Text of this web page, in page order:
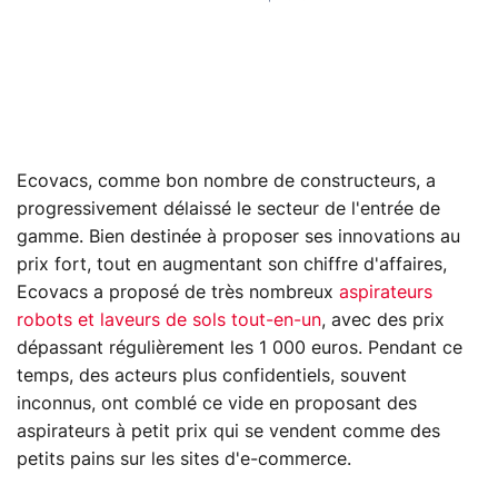
Ecovacs, comme bon nombre de constructeurs, a
progressivement délaissé le secteur de l'entrée de
gamme. Bien destinée à proposer ses innovations au
prix fort, tout en augmentant son chiffre d'affaires,
Ecovacs a proposé de très nombreux aspirateurs
robots et laveurs de sols tout-en-un, avec des prix
dépassant régulièrement les 1 000 euros. Pendant ce
temps, des acteurs plus confidentiels, souvent
inconnus, ont comblé ce vide en proposant des
aspirateurs à petit prix qui se vendent comme des
petits pains sur les sites d'e-commerce.